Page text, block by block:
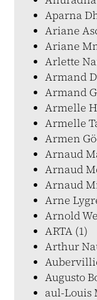
Aparna
Ariane
Ariane
Arlette
Armand
Armand
Armelle
Armelle
Armen
Arnaud
Arnaud
Arnaud
Arne
Arnold
ARTA (1)
Arthur
Augusto
aul-Louis